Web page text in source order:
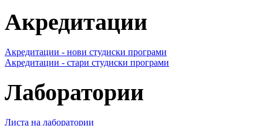
Акредитации
Акредитации - нови студиски програми
Акредитации - стари студиски програми
Лаборатории
Листа на лаборатории